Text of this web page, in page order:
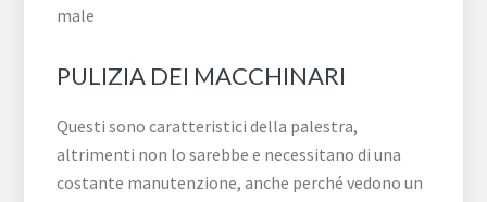
male
PULIZIA DEI MACCHINARI
Questi sono caratteristici della palestra,
altrimenti non lo sarebbe e necessitano di una
costante manutenzione, anche perché vedono un